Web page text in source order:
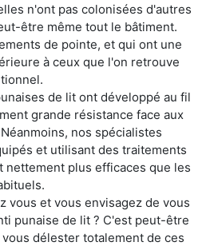
n'ont pas colonisées d'autres
être même tout le bâtiment.
de pointe, et qui ont une
à ceux que l'on retrouve
de lit ont développé au fil
grande résistance face aux
nos spécialistes
et utilisant des traitements
nettement plus efficaces que les
vous et vous envisagez de vous
punaise de lit ? C'est peut-être
délester totalement de ces